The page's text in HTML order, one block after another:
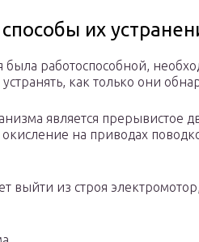
их
была работоспособной,
как только они
является прерывистое
на приводах
выйти из строя